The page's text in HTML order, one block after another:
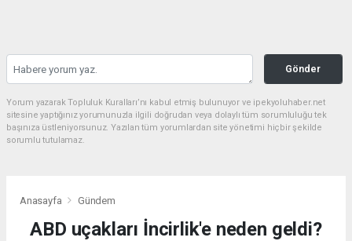
Gönder
Yorum yazarak Topluluk Kuralları’nı kabul etmiş bulunuyor ve ipekyoluhaber.net
sitesine yaptığınız yorumunuzla ilgili doğrudan veya dolaylı tüm sorumluluğu tek
başınıza üstleniyorsunuz. Yazılan tüm yorumlardan site yönetimi hiçbir şekilde
sorumlu tutulamaz.
Anasayfa Gündem
ABD uçakları İncirlik'e neden geldi?